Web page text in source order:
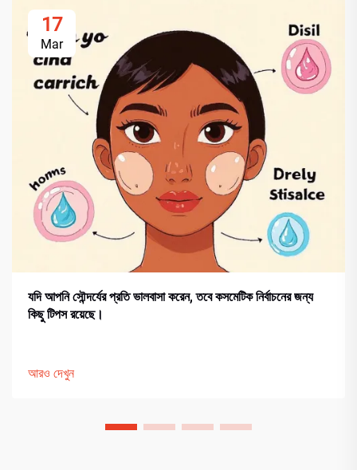
17
Mar
যদি আপনি সৌন্দর্যের প্রতি ভালবাসা করেন, তবে কসমেটিক নির্বাচনের জন্য
কিছু টিপস রয়েছে।
আরও দেখুন